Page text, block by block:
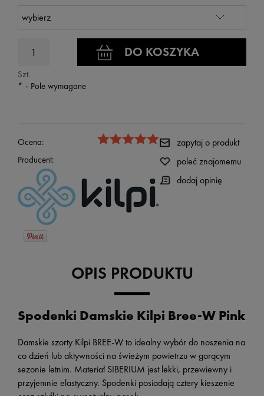
Szt.
DO KOSZYKA
* - Pole wymagane
Ocena:
Producent:
zapytaj o produkt
poleć znajomemu
dodaj opinię
OPIS PRODUKTU
Spodenki Damskie Kilpi Bree-W Pink
Damskie szorty Kilpi BREE-W to idealny wybór do noszenia na
co dzień lub aktywności na świeżym powietrzu w gorącym
sezonie letnim. Materiał SIBERIUM jest lekki, przewiewny i
przyjemnie elastyczny. Spodenki posiadają cztery kieszenie